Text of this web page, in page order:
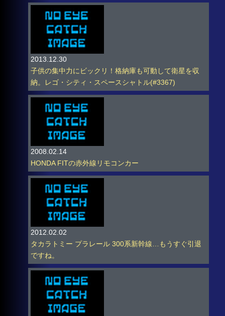
2013.12.30
子供の集中力にビックリ！格納庫も可動して衛星を収
納。レゴ・シティ・スペースシャトル(#3367)
2008.02.14
HONDA FITの赤外線リモコンカー
2012.02.02
タカラトミー プラレール 300系新幹線…もうすぐ引退
ですね。